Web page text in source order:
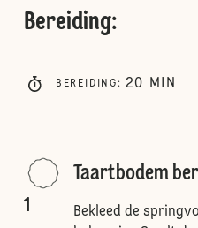
Bereiding:
BEREIDING : 20 MIN
1
Taartbodem
Bekleed de